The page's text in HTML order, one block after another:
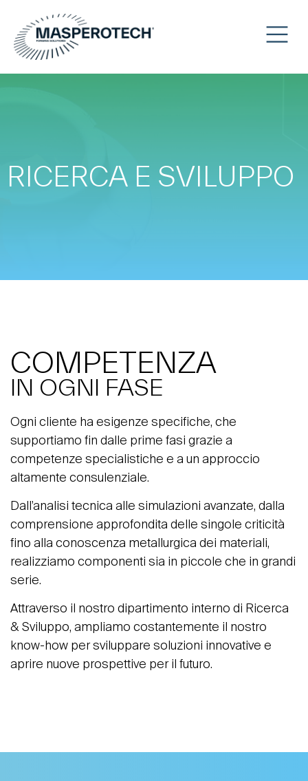
RICERCA E SVILUPPO
COMPETENZA
IN OGNI FASE
Ogni cliente ha esigenze specifiche, che
supportiamo fin dalle prime fasi grazie a
competenze specialistiche e a un approccio
altamente consulenziale.
Dall’analisi tecnica alle simulazioni avanzate, dalla
comprensione approfondita delle singole criticità
fino alla conoscenza metallurgica dei materiali,
realizziamo componenti sia in piccole che in grandi
serie.
Attraverso il nostro dipartimento interno di Ricerca
& Sviluppo, ampliamo costantemente il nostro
know-how per sviluppare soluzioni innovative e
aprire nuove prospettive per il futuro.